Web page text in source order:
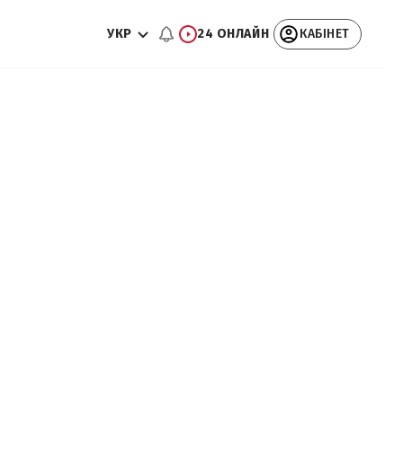
УКР 24 ОНЛАЙН КАБІНЕТ